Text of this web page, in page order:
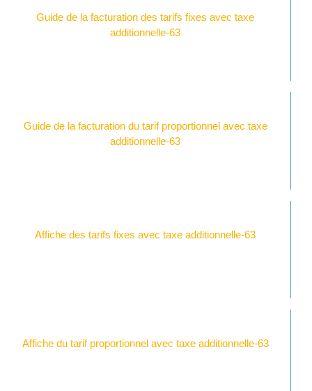
Guide de la facturation des tarifs fixes avec taxe
additionnelle-63
Guide de la facturation du tarif proportionnel avec taxe
additionnelle-63
Affiche des tarifs fixes avec taxe additionnelle-63
Affiche du tarif proportionnel avec taxe additionnelle-63